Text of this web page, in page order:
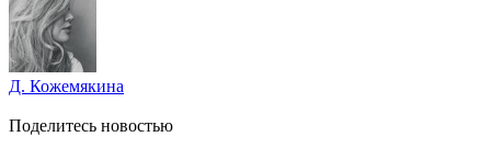
Д. Кожемякина
Поделитесь новостью